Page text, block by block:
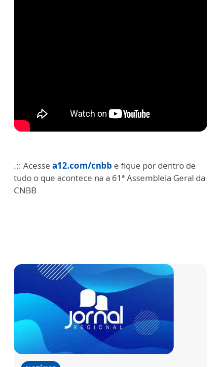
.:: Acesse a12.com/cnbb e fique por dentro de
tudo o que acontece na a 61ª Assembleia Geral da
CNBB